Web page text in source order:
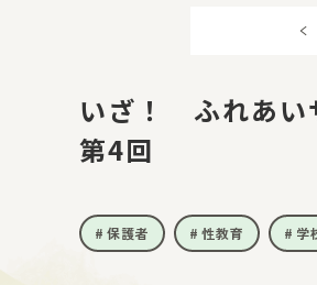
いざ！ ふれあい
第4回
保護者 性教育 学